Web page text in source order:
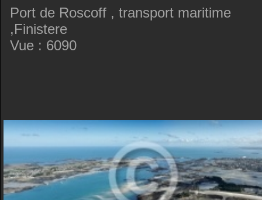
Port de Roscoff , transport maritime
,Finistere
Vue : 6090